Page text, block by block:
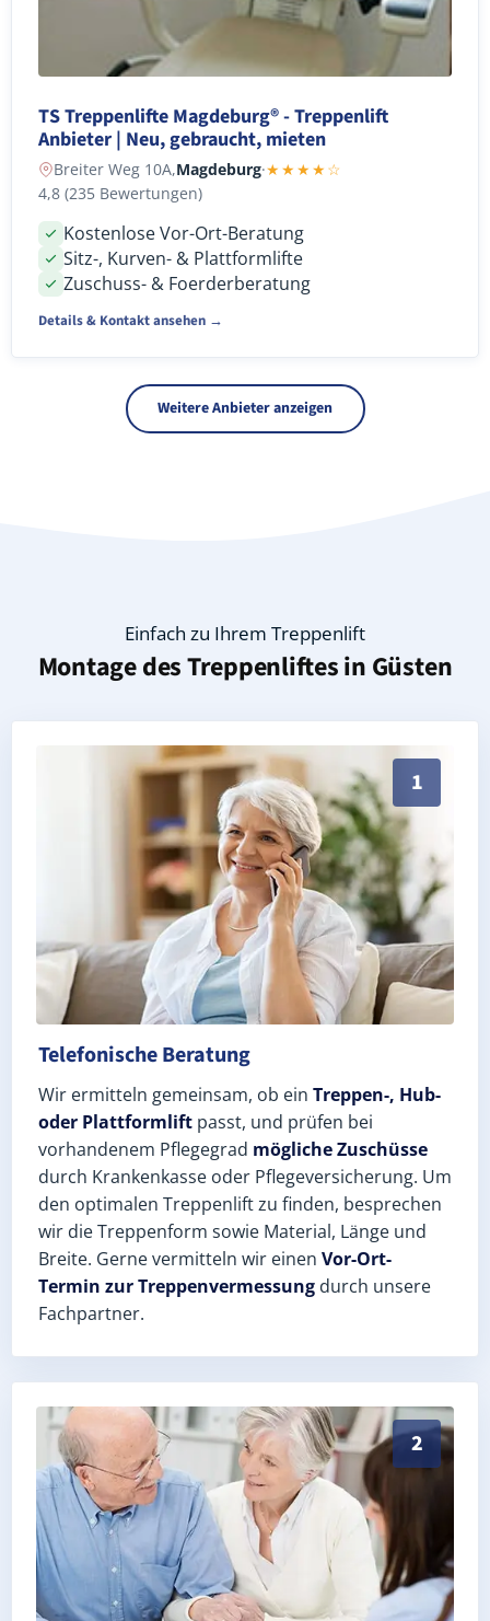
TS Treppenlifte Magdeburg® - Treppenlift
Anbieter | Neu, gebraucht, mieten
Breiter Weg 10A,Magdeburg·★★★★☆
4,8 (235 Bewertungen)
Kostenlose Vor-Ort-Beratung
Sitz-, Kurven- & Plattformlifte
Zuschuss- & Foerderberatung
Details & Kontakt ansehen →
Weitere Anbieter anzeigen
Einfach zu Ihrem Treppenlift
Montage des Treppenliftes in Güsten
1
Persönliche Treppenlift-Beratung in Güsten 39439
Telefonische Beratung
Wir ermitteln gemeinsam, ob ein Treppen-, Hub-
oder Plattformlift passt, und prüfen bei
vorhandenem Pflegegrad mögliche Zuschüsse
durch Krankenkasse oder Pflegeversicherung. Um
den optimalen Treppenlift zu finden, besprechen
wir die Treppenform sowie Material, Länge und
Breite. Gerne vermitteln wir einen Vor-Ort-
Termin zur Treppenvermessung durch unsere
Fachpartner.
2
Exaktes Aufmaß in Güsten (Salzlandkreis) –